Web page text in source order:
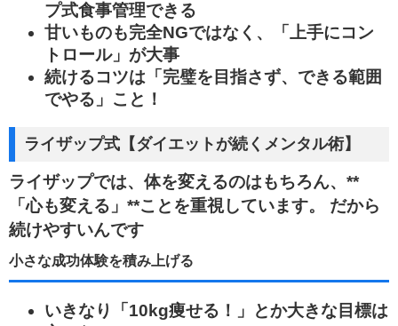
プ式食事管理できる
甘いものも完全NGではなく、「上手にコン
トロール」が大事
続けるコツは「完璧を目指さず、できる範囲
でやる」こと！
ライザップ式【ダイエットが続くメンタル術】
ライザップでは、体を変えるのはもちろん、**
「心も変える」**ことを重視しています。 だから
続けやすいんです
小さな成功体験を積み上げる
いきなり「10kg痩せる！」とか大きな目標は